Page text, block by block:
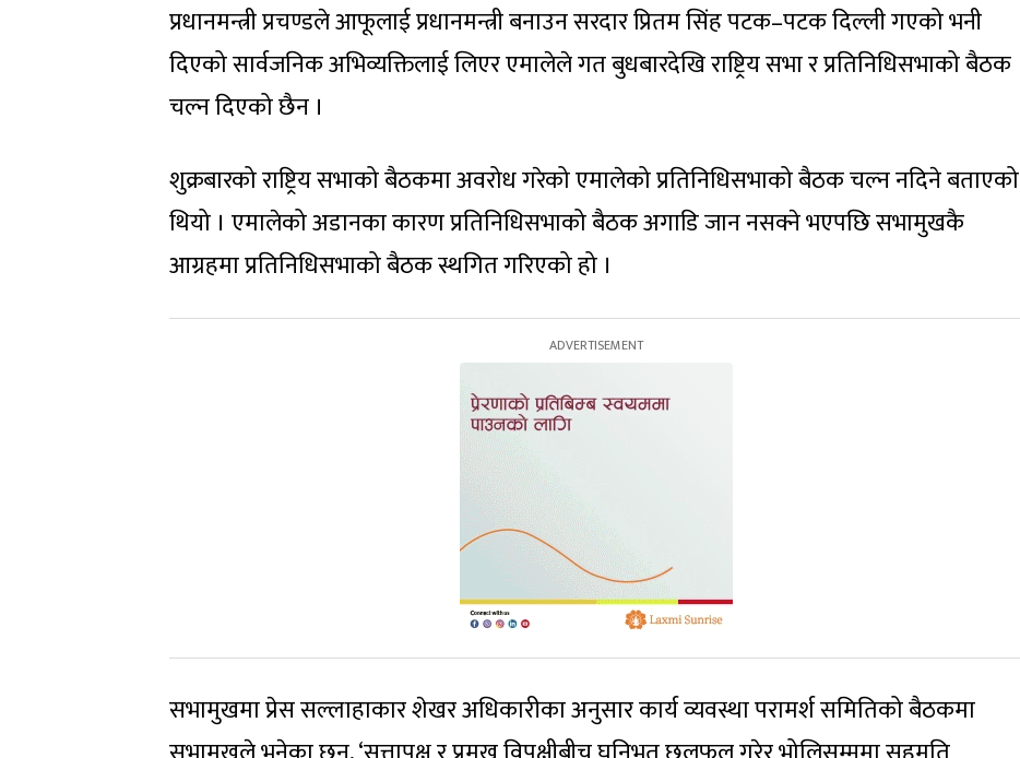
प्रधानमन्त्री प्रचण्डले आफूलाई प्रधानमन्त्री बनाउन सरदार प्रितम सिंह पटक–पटक दिल्ली गएको भनी
दिएको सार्वजनिक अभिव्यक्तिलाई लिएर एमालेले गत बुधबारदेखि राष्ट्रिय सभा र प्रतिनिधिसभाको बैठक
चल्न दिएको छैन ।
शुक्रबारको राष्ट्रिय सभाको बैठकमा अवरोध गरेको एमालेको प्रतिनिधिसभाको बैठक चल्न नदिने बताएको
थियो । एमालेको अडानका कारण प्रतिनिधिसभाको बैठक अगाडि जान नसक्ने भएपछि सभामुखकै
आग्रहमा प्रतिनिधिसभाको बैठक स्थगित गरिएको हो ।
सभामुखमा प्रेस सल्लाहाकार शेखर अधिकारीका अनुसार कार्य व्यवस्था परामर्श समितिको बैठकमा